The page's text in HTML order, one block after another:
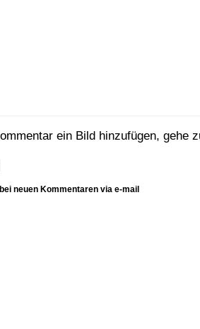
ein Bild hinzufügen, gehe
neuen Kommentaren via e-mail